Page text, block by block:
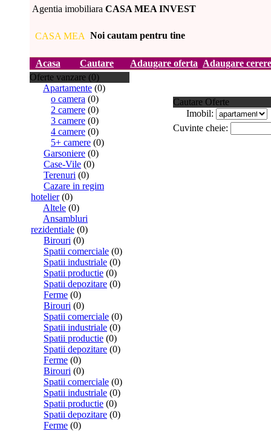
Agentia imobiliara CASA MEA INVEST
Noi cautam pentru tine
Acasa Cautare Adaugare oferta Adaugare cerere
Oferte vanzare (0)
Apartamente (0)
o camera (0)
2 camere (0)
3 camere (0)
4 camere (0)
5+ camere (0)
Garsoniere (0)
Case-Vile (0)
Terenuri (0)
Cazare in regim
hotelier(0)
Altele (0)
Ansambluri
rezidentiale (0)
Birouri (0)
Spatii comerciale (0)
Spatii industriale (0)
Spatii productie (0)
Spatii depozitare (0)
Ferme (0)
Birouri (0)
Spatii comerciale (0)
Spatii industriale (0)
Spatii productie (0)
Spatii depozitare (0)
Ferme (0)
Birouri (0)
Spatii comerciale (0)
Spatii industriale (0)
Spatii productie (0)
Spatii depozitare (0)
Ferme (0)
Cautare Oferte
Imobil:
Cuvinte cheie: